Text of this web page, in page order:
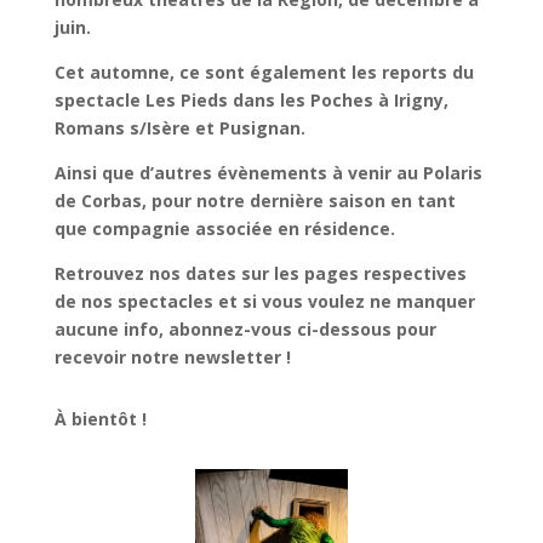
juin.
Cet automne, ce sont également les reports du
spectacle Les Pieds dans les Poches à Irigny,
Romans s/Isère et Pusignan.
Ainsi que d’autres évènements à venir au Polaris
de Corbas, pour notre dernière saison en tant
que compagnie associée en résidence.
Retrouvez nos dates sur les pages respectives
de nos spectacles et si vous voulez ne manquer
aucune info, abonnez-vous ci-dessous pour
recevoir notre newsletter !
À bientôt !